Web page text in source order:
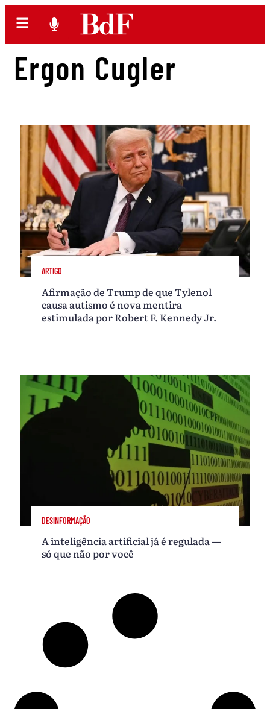
Ergon Cugler
ARTIGO
Afirmação de Trump de que Tylenol
causa autismo é nova mentira
estimulada por Robert F. Kennedy Jr.
DESINFORMAÇÃO
A inteligência artificial já é regulada —
só que não por você